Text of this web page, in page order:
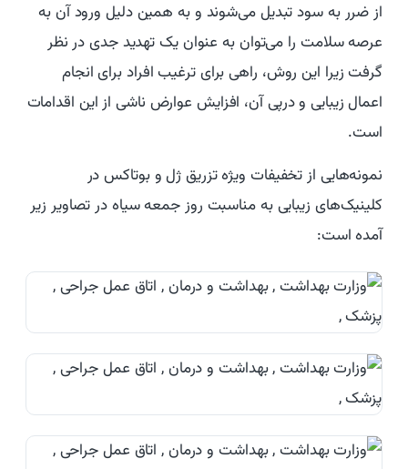
از ضرر به سود تبدیل می‌شوند و به همین دلیل ورود آن به
عرصه سلامت را می‌توان به عنوان یک تهدید جدی در نظر
گرفت زیرا این روش، راهی برای ترغیب افراد برای انجام
اعمال زیبایی و درپی آن، افزایش عوارض ناشی از این اقدامات
است.
نمونه‌هایی از تخفیفات ویژه تزریق ژل و بوتاکس در
کلینیک‌های زیبایی به مناسبت روز جمعه سیاه در تصاویر زیر
آمده است: